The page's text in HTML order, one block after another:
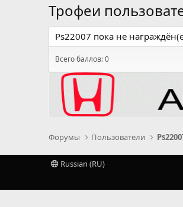
Трофеи
Ps22007 пока не
Всего баллов: 0
Форумы Пользователи
Russian (RU)